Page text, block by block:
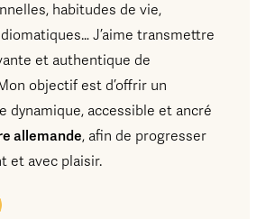
habitudes de vie,
J’aime transmettre
et authentique de
objectif est d’offrir un
dynamique, accessible et ancré
allemande, afin de progresser
et avec plaisir.